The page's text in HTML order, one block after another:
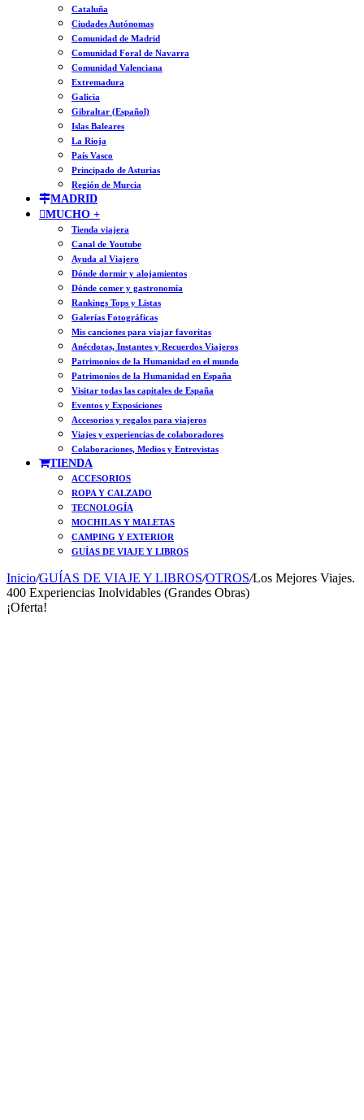
Cataluña
Ciudades Autónomas
Comunidad de Madrid
Comunidad Foral de Navarra
Comunidad Valenciana
Extremadura
Galicia
Gibraltar (Español)
Islas Baleares
La Rioja
País Vasco
Principado de Asturias
Región de Murcia
MADRID
MUCHO +
Tienda viajera
Canal de Youtube
Ayuda al Viajero
Dónde dormir y alojamientos
Dónde comer y gastronomía
Rankings Tops y Listas
Galerías Fotográficas
Mis canciones para viajar favoritas
Anécdotas, Instantes y Recuerdos Viajeros
Patrimonios de la Humanidad en el mundo
Patrimonios de la Humanidad en España
Visitar todas las capitales de España
Eventos y Exposiciones
Accesorios y regalos para viajeros
Viajes y experiencias de colaboradores
Colaboraciones, Medios y Entrevistas
TIENDA
ACCESORIOS
ROPA Y CALZADO
TECNOLOGÍA
MOCHILAS Y MALETAS
CAMPING Y EXTERIOR
GUÍAS DE VIAJE Y LIBROS
Inicio/GUÍAS DE VIAJE Y LIBROS/OTROS/Los Mejores Viajes.
400 Experiencias Inolvidables (Grandes Obras)
¡Oferta!